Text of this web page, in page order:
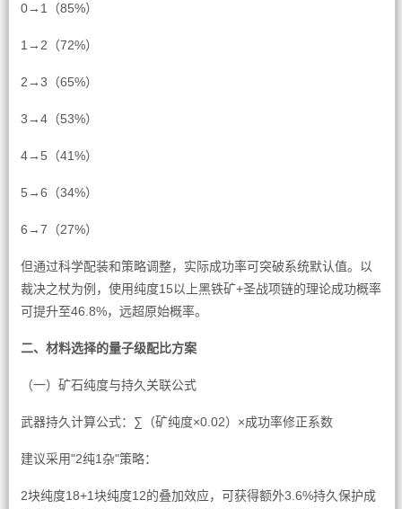
0→1（85%）
1→2（72%）
2→3（65%）
3→4（53%）
4→5（41%）
5→6（34%）
6→7（27%）
但通过科学配装和策略调整，实际成功率可突破系统默认值。以
裁决之杖为例，使用纯度15以上黑铁矿+圣战项链的理论成功概率
可提升至46.8%，远超原始概率。
二、材料选择的量子级配比方案
（一）矿石纯度与持久关联公式
武器持久计算公式：∑（矿纯度×0.02）×成功率修正系数
建议采用"2纯1杂"策略：
2块纯度18+1块纯度12的叠加效应，可获得额外3.6%持久保护成